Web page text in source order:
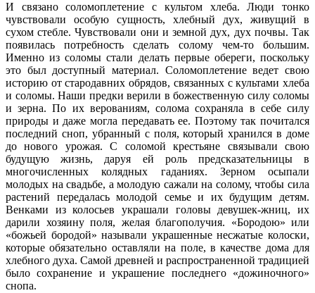
И связано соломоплетение с культом хлеба. Люди тонко
чувствовали особую сущность, хлебный дух, живущий в
сухом стебле. Чувствовали они и земной дух, дух почвы. Так
появилась потребность сделать солому чем-то большим.
Именно из соломы стали делать первые обереги, поскольку
это был доступный материал. Соломоплетение ведет свою
историю от стародавних обрядов, связанных с культами хлеба
и соломы. Наши предки верили в божественную силу соломы
и зерна. По их верованиям, солома сохраняла в себе силу
природы и даже могла передавать ее. Поэтому так почитался
последний сноп, убранный с поля, который хранился в доме
до нового урожая. С соломой крестьяне связывали свою
будущую жизнь, даруя ей роль предсказательницы в
многочисленных колядных гаданиях. Зерном осыпали
молодых на свадьбе, а молодую сажали на солому, чтобы сила
растений передалась молодой семье и их будущим детям.
Венками из колосьев украшали головы девушек-жниц, их
дарили хозяину поля, желая благополучия. «Бородою» или
«божьей бородой» называли украшенные несжатые колоски,
которые обязательно оставляли на поле, в качестве дома для
хлебного духа. Самой древней и распространенной традицией
было сохранение и украшение последнего «дожиночного»
снопа.